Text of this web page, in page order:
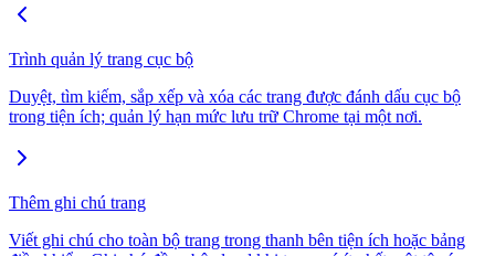
Trình quản lý trang cục bộ
Duyệt, tìm kiếm, sắp xếp và xóa các trang được đánh dấu cục bộ
trong tiện ích; quản lý hạn mức lưu trữ Chrome tại một nơi.
Thêm ghi chú trang
Viết ghi chú cho toàn bộ trang trong thanh bên tiện ích hoặc bảng